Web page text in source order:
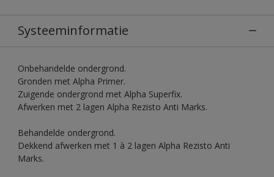
Systeeminformatie
Onbehandelde ondergrond.
Gronden met Alpha Primer.
Zuigende ondergrond met Alpha Superfix.
Afwerken met 2 lagen Alpha Rezisto Anti Marks.
Behandelde ondergrond.
Dekkend afwerken met 1 à 2 lagen Alpha Rezisto Anti
Marks.